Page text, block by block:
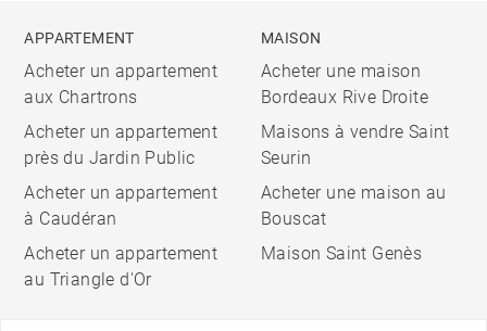
APPARTEMENT
Acheter un appartement
aux Chartrons
Acheter un appartement
près du Jardin Public
Acheter un appartement
à Caudéran
Acheter un appartement
au Triangle d'Or
MAISON
Acheter une maison
Bordeaux Rive Droite
Maisons à vendre Saint
Seurin
Acheter une maison au
Bouscat
Maison Saint Genès